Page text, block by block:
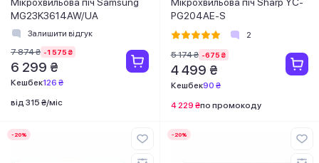
MG23K3614AW/UA
Залишити відгук
7 874 ₴ -1 575 ₴
6 299 ₴
Кешбек126 ₴
від 315 ₴/міс
PG204AE-S
2
5 174 ₴ -675 ₴
4 499 ₴
Кешбек90 ₴
4 229 ₴по промокоду
-20% -20%